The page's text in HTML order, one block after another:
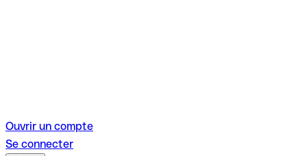
Ouvrir un compte
Se connecter